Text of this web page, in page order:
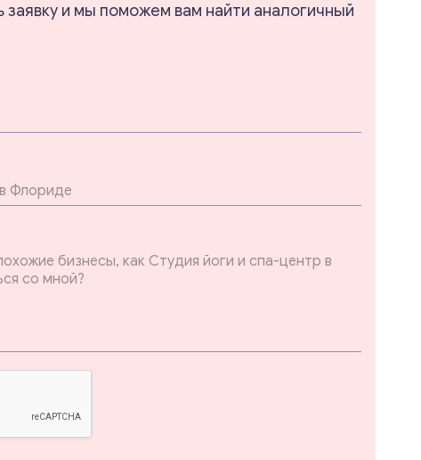
и мы поможем вам найти аналогичный